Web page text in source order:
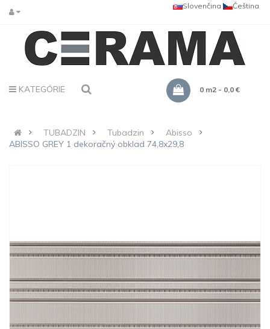
Čeština
Slovenčina
KATEGÓRIE 0 m2 - 0,0 €
TUBADZIN Tubadzin
Abisso
ABISSO GREY 1 dekoračný obklad 74,8x29,8